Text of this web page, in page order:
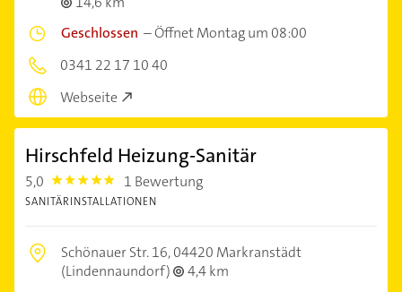
Geschlossen –Öffnet Montag um 08:00
0341 22 17 10 40
Webseite
Hirschfeld Heizung-Sanitär
5,0 5.0 1 Bewertung
SANITÄRINSTALLATIONEN
Schönauer Str. 16,04420 Markranstädt
(Lindennaundorf)
4,4 km